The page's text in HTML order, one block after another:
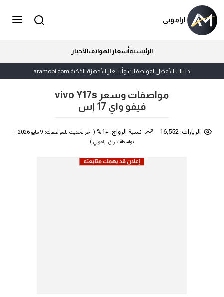
اراموبي
الرئيسيةأسعار الهواتفالأخبار
دليلك الأفضل لمواصفات وأسعار الأجهزة الذكية aramobi.com
مواصفات وسعر vivo Y17s
فيفو واي 17 إس
الزيارات: 16,552 نسبة الرواج: +1%
( آخر تحديث للمواصفات: 9 مايو 2026 |
بواسطة فريق اراموبي)